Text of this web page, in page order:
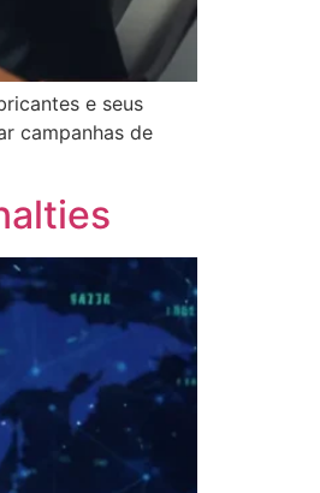
e seus
campanhas de